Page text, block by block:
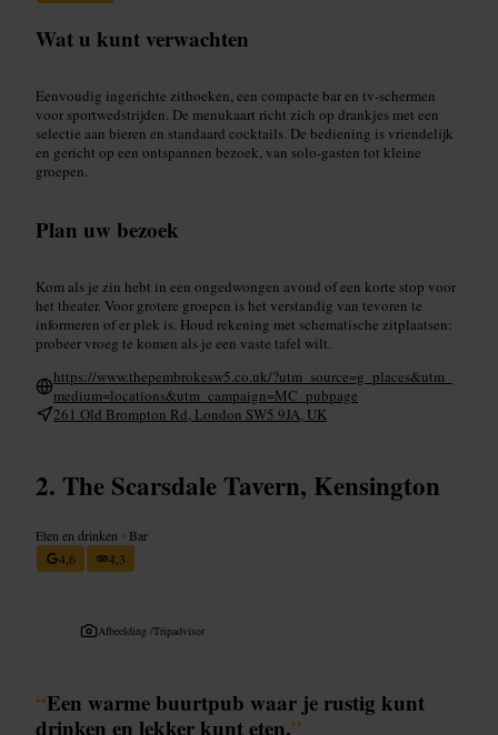
Wat u kunt verwachten
Eenvoudig ingerichte zithoeken, een compacte bar en tv-schermen
voor sportwedstrijden. De menukaart richt zich op drankjes met een
selectie aan bieren en standaard cocktails. De bediening is vriendelijk
en gericht op een ontspannen bezoek, van solo-gasten tot kleine
groepen.
Plan uw bezoek
Kom als je zin hebt in een ongedwongen avond of een korte stop voor
het theater. Voor grotere groepen is het verstandig van tevoren te
informeren of er plek is. Houd rekening met schematische zitplaatsen:
probeer vroeg te komen als je een vaste tafel wilt.
https://www.thepembrokesw5.co.uk/?utm_source=g_places&utm_
medium=locations&utm_campaign=MC_pubpage
261 Old Brompton Rd, London SW5 9JA, UK
The Scarsdale Tavern, Kensington
Eten en drinken • Bar
4,6
4,3
Afbeelding /Tripadvisor
“Een warme buurtpub waar je rustig kunt
drinken en lekker kunt eten.”